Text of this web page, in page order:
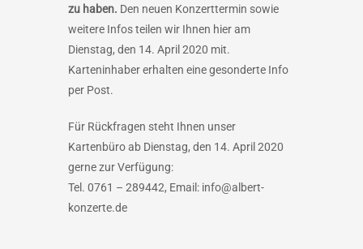
zu haben. Den neuen Konzerttermin sowie
weitere Infos teilen wir Ihnen hier am
Dienstag, den 14. April 2020 mit.
Karteninhaber erhalten eine gesonderte Info
per Post.
Für Rückfragen steht Ihnen unser
Kartenbüro ab Dienstag, den 14. April 2020
gerne zur Verfügung:
Tel. 0761 – 289442, Email: info@albert-
konzerte.de